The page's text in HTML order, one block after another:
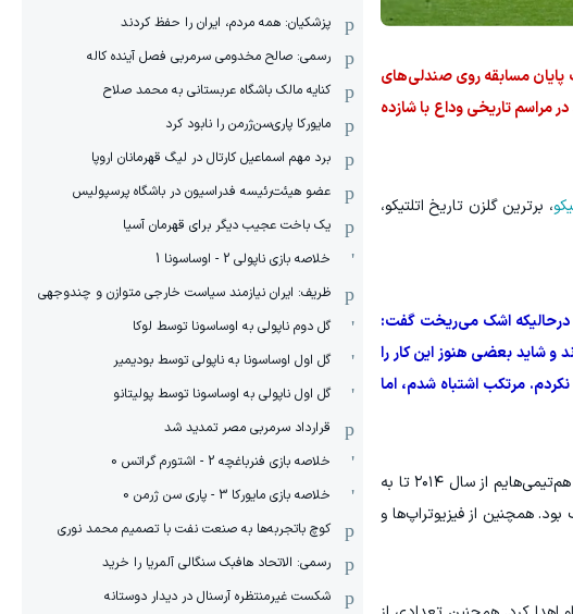
بعد از سوت پایان مسابقه روی صندلی‌های
مراسم تاریخی وداع با شازده
، برترین گلزن تاریخ اتلتیکو،
درحالیکه اشک می‌ریخت گفت:
و شاید بعضی هنوز این کار را
مرتکب اشتباه شدم، اما
نابغه فرانسوی پس از عبور از سخت‌ترین و احساسی‌ترین لحظه سخنرانی وداعش، اینطور ادامه داد: «می‌خواهم از تمام هم‌تیمی‌هایم از سال ۲۰۱۴ تا به
همچنین از فیزیوتراپ‌ها و
پزشکیان: همه مردم، ایران را حفظ کردند
رسمی: صالح مخدومی سرمربی فصل آینده کاله
کنایه مالک باشگاه عربستانی به محمد صلاح
مایورکا پاری‌سن‌ژرمن را نابود کرد
برد مهم اسماعیل کارتال در لیگ قهرمانان اروپا
عضو هیئت‌رئیسه فدراسیون در باشگاه پرسپولیس
یک باخت عجیب دیگر برای قهرمان آسیا
خلاصه بازی ناپولی 2 - اوساسونا 1
ظریف: ایران نیازمند سیاست خارجی متوازن و چندوجهی
گل دوم ناپولی به اوساسونا توسط لوکا
گل اول اوساسونا به ناپولی توسط بودیمیر
گل اول ناپولی به اوساسونا توسط پولیتانو
قرارداد سرمربی مصر تمدید شد
خلاصه بازی فنرباغچه 2 - اشتورم گراتس 0
خلاصه بازی مایورکا 3 - پاری سن ژرمن 0
کوچ باتجربه‌ها به صنعت نفت با تصمیم محمد نوری
رسمی: الاتحاد هافبک سنگالی آلمریا را خرید
شکست غیرمنتظره آرسنال در دیدار دوستانه